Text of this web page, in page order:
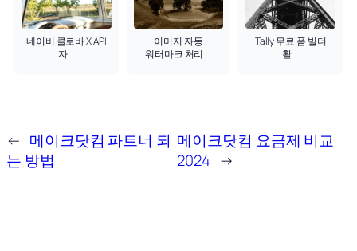
네이버 클로바 X API
자...
이미지 자동
워터마크 처리 ...
Tally 무료 폼 빌더
활...
← 메이크닷컴 파트너 되
는 방법
메이크닷컴 요금제 비교
2024 →